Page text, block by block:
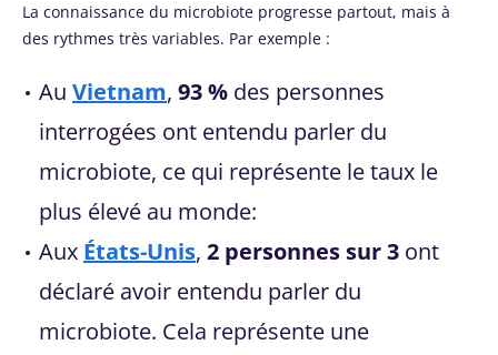
La connaissance du microbiote progresse partout, mais à
des rythmes très variables. Par exemple :
Au Vietnam, 93 % des personnes
interrogées ont entendu parler du
microbiote, ce qui représente le taux le
plus élevé au monde:
Aux États-Unis, 2 personnes sur 3 ont
déclaré avoir entendu parler du
microbiote. Cela représente une